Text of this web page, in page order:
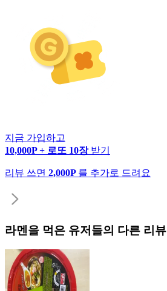
지금 가입하고
10,000P + 로또 10장 받기
리뷰 쓰면 2,000P 를 추가로 드려요
라멘 을 먹은 유저들의 다른 리뷰